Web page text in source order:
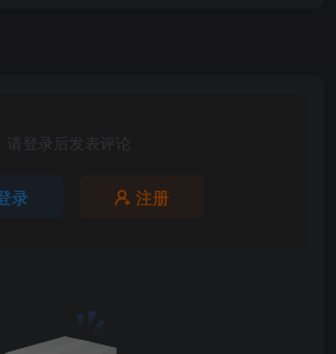
请登录后发表评论
录 注册